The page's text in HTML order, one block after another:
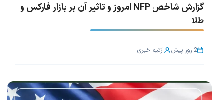
گزارش شاخص NFP امروز و تاثیر آن بر بازار فارکس و
طلا
2 روز پیش ازتیم خبری